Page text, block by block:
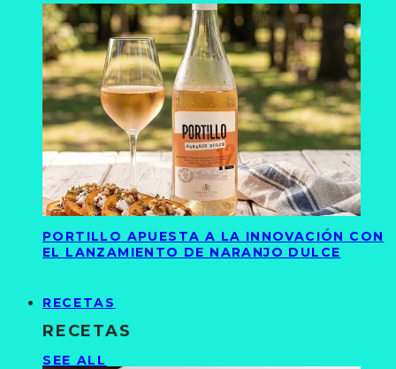
PORTILLO APUESTA A LA INNOVACIÓN CON
EL LANZAMIENTO DE NARANJO DULCE
RECETAS
RECETAS
SEE ALL